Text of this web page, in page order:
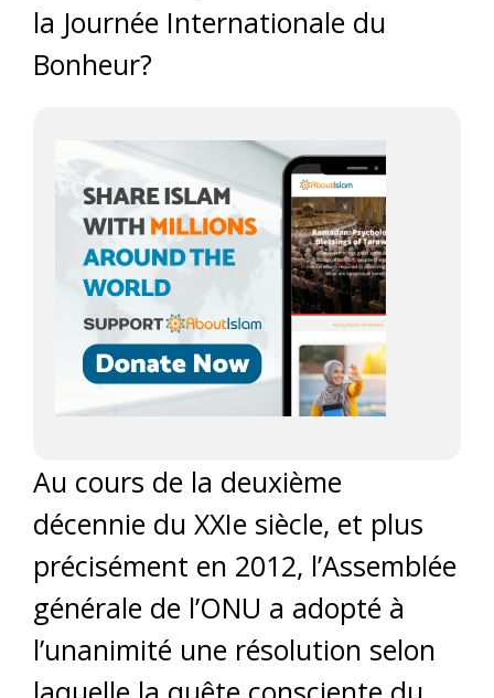
la Journée Internationale du
Bonheur?
Au cours de la deuxième
décennie du XXIe siècle, et plus
précisément en 2012, l’Assemblée
générale de l’ONU a adopté à
l’unanimité une résolution selon